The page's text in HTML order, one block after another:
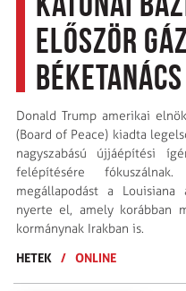
először
Béketanács
Donald Trump amerikai
(Board of Peace) kiadta
nagyszabású újjáépítési
felépítésére
megállapodást a
nyerte el, amely korábban
kormánynak Irakban is.
HETEK
/ ONLINE